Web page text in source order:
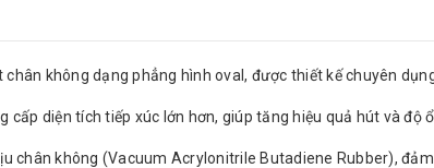
chân không dạng phẳng hình oval, được thiết kế chuyên
cấp diện tích tiếp xúc lớn hơn, giúp tăng hiệu quả hút và độ
chân không (Vacuum Acrylonitrile Butadiene Rubber),